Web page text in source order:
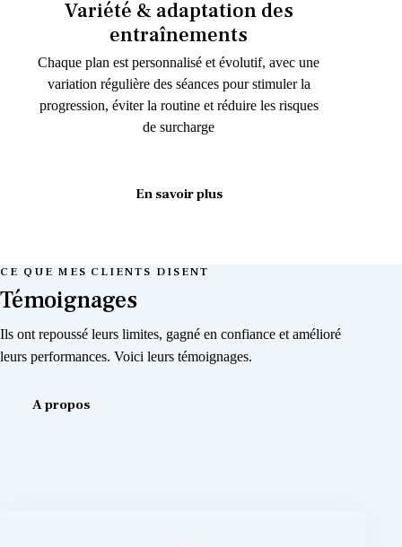
Variété & adaptation des
entraînements
Chaque plan est personnalisé et évolutif, avec une
variation régulière des séances pour stimuler la
progression, éviter la routine et réduire les risques
de surcharge
En savoir plus
CE QUE MES CLIENTS DISENT
Témoignages
Ils ont repoussé leurs limites, gagné en confiance et amélioré
leurs performances. Voici leurs témoignages.
A propos